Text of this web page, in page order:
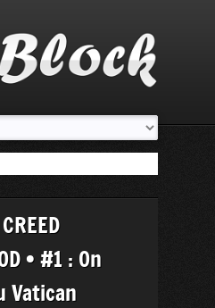
• #1 : On
Vatican